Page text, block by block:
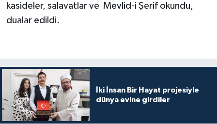
kasideler, salavatlar ve Mevlid-i Şerif okundu,
dualar edildi.
İki İnsan Bir Hayat projesiyle
dünya evine girdiler
Bitlis Müftülüğü
Bursa Müftülüğü
Çanakkale Müftülüğü
Sağlık
Duyurular
Podcast